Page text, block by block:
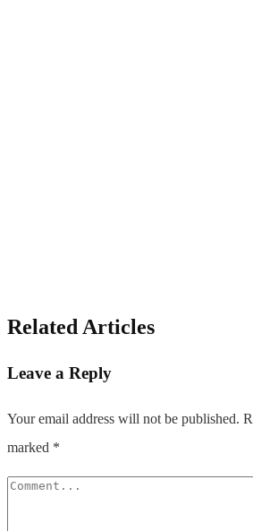
Related Articles
Leave a Reply
Your email address will not be published.
marked *